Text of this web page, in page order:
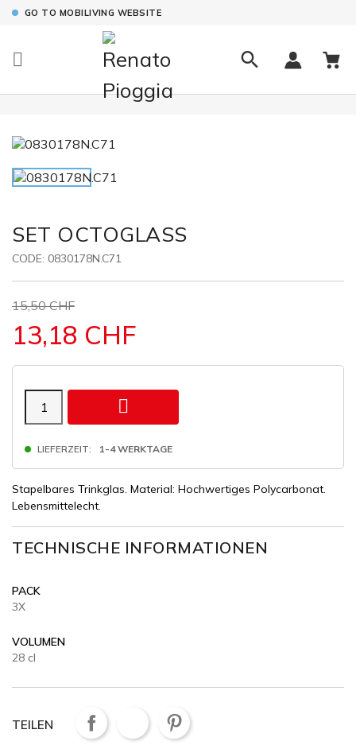
GO TO MOBILIVING WEBSITE

SET OCTOGLASS
CODE: 0830178N.C71
15,50 CHF
13,18 CHF

LIEFERZEIT: 1-4 WERKTAGE
Stapelbares Trinkglas. Material: Hochwertiges Polycarbonat.
Lebensmittelecht.
TECHNISCHE INFORMATIONEN
PACK
3X
VOLUMEN
28 cl
TEILEN